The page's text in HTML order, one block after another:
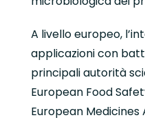
A livello europeo,
applicazioni con
principali autorità
European Food
European